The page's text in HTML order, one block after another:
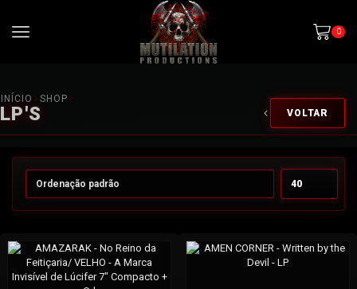
0
INÍCIO SHOP
LP'S VOLTAR